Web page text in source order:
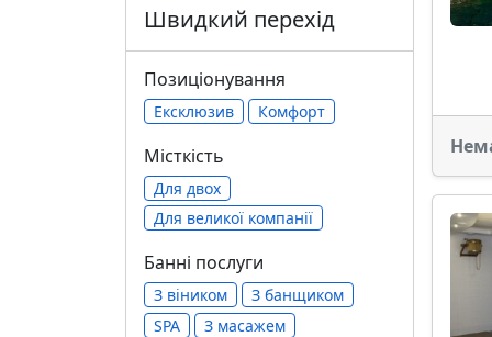
Швидкий перехід
Позиціонування
Ексклюзив Комфорт
Місткість
Для двох
Для великої компанії
Банні послуги
З віником
З банщиком
SPA
З масажем